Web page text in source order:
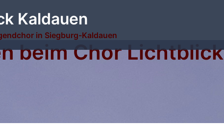
Kaldauen
in Siegburg-Kaldauen
beim Chor Lichtblick